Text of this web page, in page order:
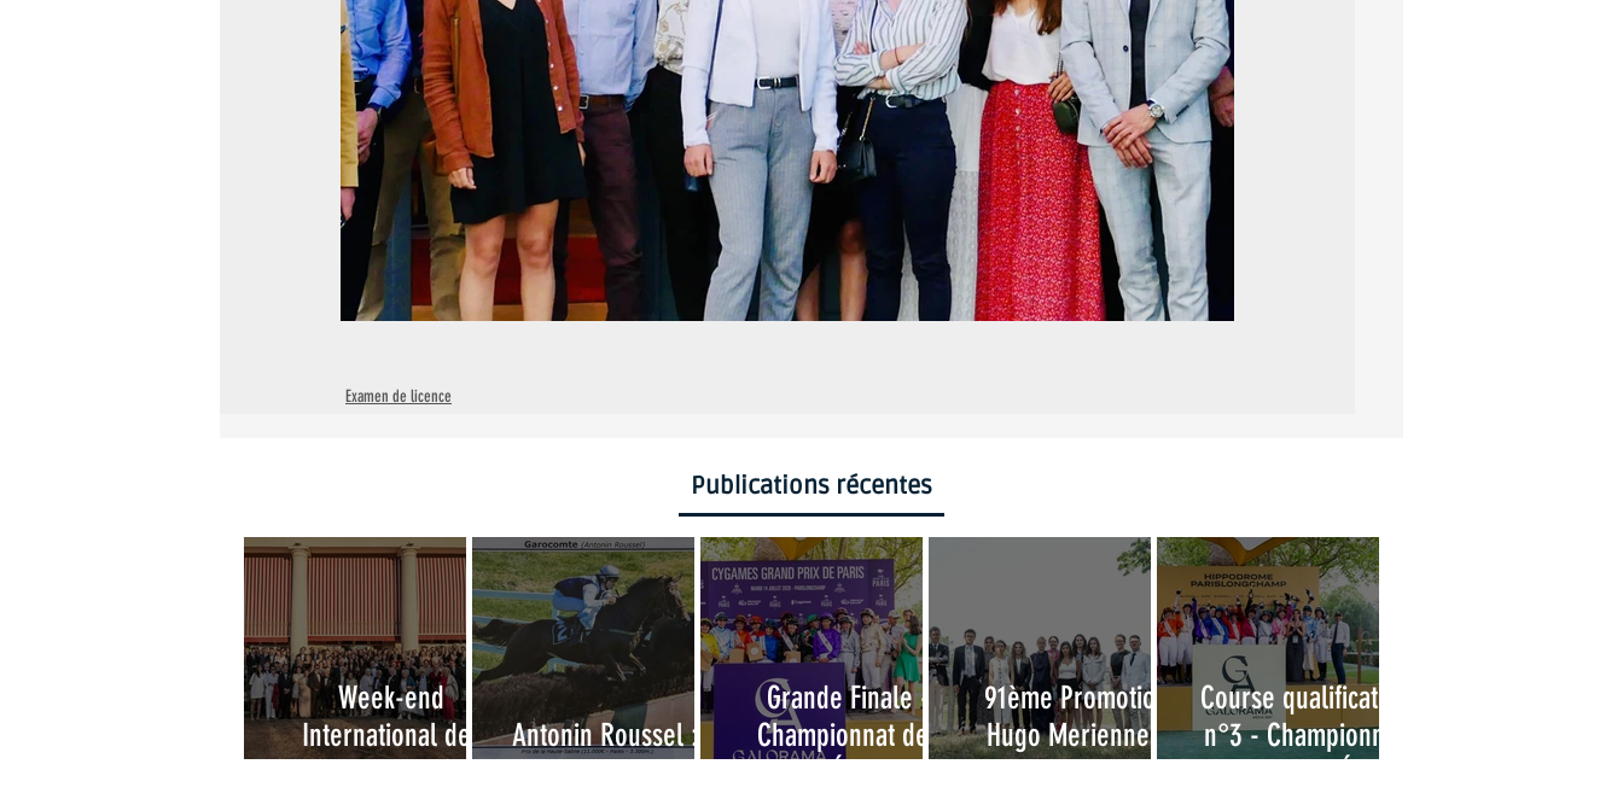
Examen de licence
Publications récentes
Week-end
International des
Antonin Roussel : 10
Grande Finale -
Championnat des
91ème Promotion
Hugo Merienne -
Course qualificative
n°3 - Championnat